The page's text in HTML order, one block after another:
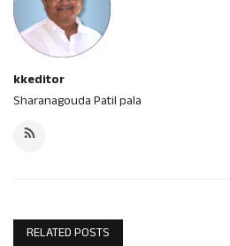
kkeditor
Sharanagouda Patil pala
RELATED POSTS